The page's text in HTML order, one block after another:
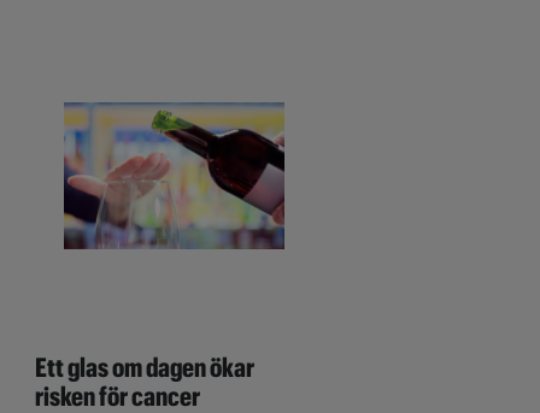
Ett glas om dagen ökar
risken för cancer